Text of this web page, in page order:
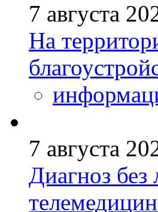
7 августа
На
7 августа
Диагноз